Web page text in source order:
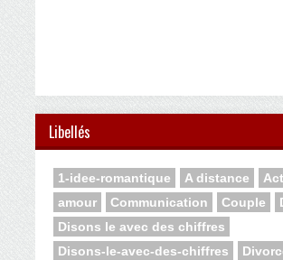
Libellés
1-idee-romantique A distance
amour
Communication Couple
Disons le avec des chiffres
Disons-le-avec-des-chiffres